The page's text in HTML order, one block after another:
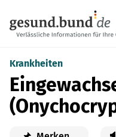
Krankheiten